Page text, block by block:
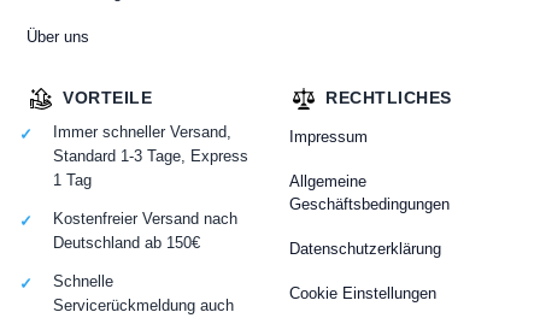
Über uns
RECHTLICHES
Impressum
Allgemeine
Geschäftsbedingungen
Datenschutzerklärung
Cookie Einstellungen
VORTEILE
Immer schneller Versand,
Standard 1-3 Tage, Express
1 Tag
Kostenfreier Versand nach
Deutschland ab 150€
Schnelle
Servicerückmeldung auch